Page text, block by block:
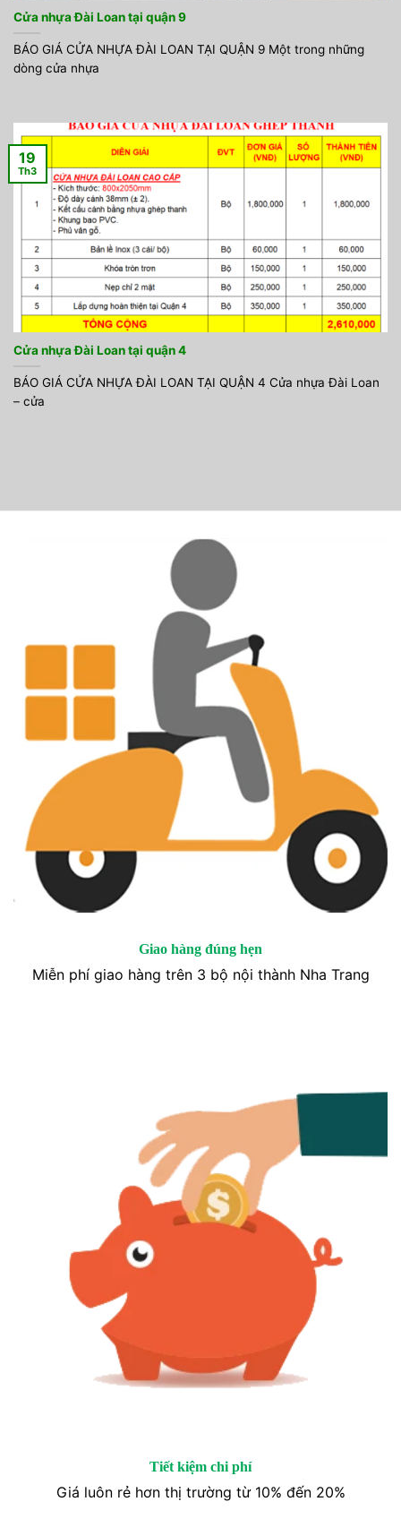
Cửa nhựa Đài Loan tại quận 9
BÁO GIÁ CỬA NHỰA ĐÀI LOAN TẠI QUẬN 9 Một trong những
dòng cửa nhựa
Cửa nhựa Đài Loan tại quận 4
BÁO GIÁ CỬA NHỰA ĐÀI LOAN TẠI QUẬN 4 Cửa nhựa Đài Loan
– cửa
19
Th3
Giao hàng đúng hẹn
Miễn phí giao hàng trên 3 bộ nội thành Nha Trang
Tiết kiệm chi phí
Giá luôn rẻ hơn thị trường từ 10% đến 20%